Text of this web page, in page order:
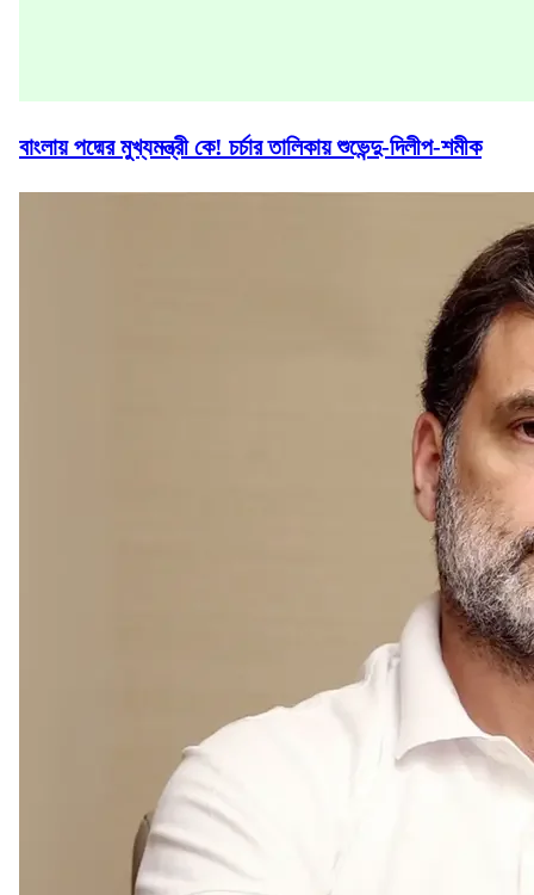
বাংলায় পদ্মের মুখ্যমন্ত্রী কে! চর্চার তালিকায় শুভেন্দু-দিলীপ-শমীক